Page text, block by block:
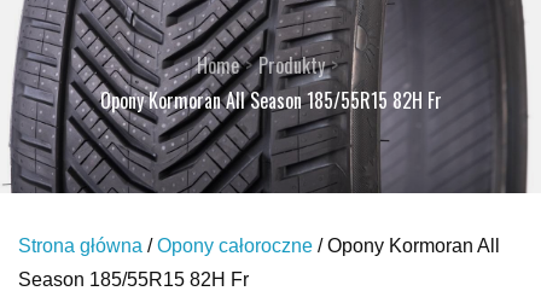
Home
Produkty
Opony Kormoran All Season 185/55R15 82H Fr
Strona główna /Opony całoroczne / Opony Kormoran All
Season 185/55R15 82H Fr